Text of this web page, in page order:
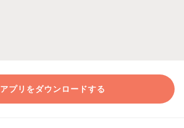
アプリをダウンロードする